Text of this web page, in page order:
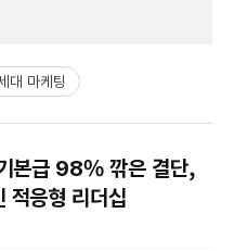
대 마케팅
본급 98% 깎은 결단,
응형 리더십